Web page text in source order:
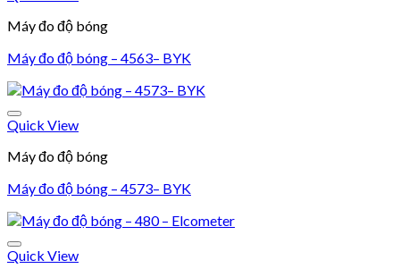
Máy đo độ bóng
Máy đo độ bóng – 4563– BYK
Quick View
Máy đo độ bóng
Máy đo độ bóng – 4573– BYK
Quick View